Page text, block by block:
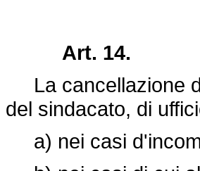
Art. 14.
La cancellazione
del sindacato, di
a) nei casi